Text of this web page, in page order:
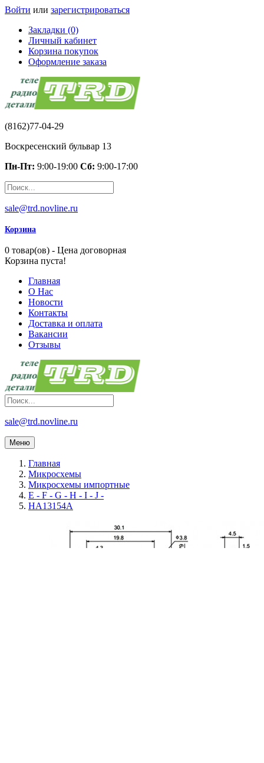
Войти или зарегистрироваться
Закладки (0)
Личный кабинет
Корзина покупок
Оформление заказа
(8162)77-04-29
Воскресенский бульвар 13
Пн-Пт: 9:00-19:00 Сб: 9:00-17:00
sale@trd.novline.ru
Корзина
0 товар(ов) - Цена договорная
Корзина пуста!
Главная
О Нас
Новости
Контакты
Доставка и оплата
Вакансии
Отзывы
sale@trd.novline.ru
Меню
Главная
Микросхемы
Микросхемы импортные
E - F - G - H - I - J -
HA13154A